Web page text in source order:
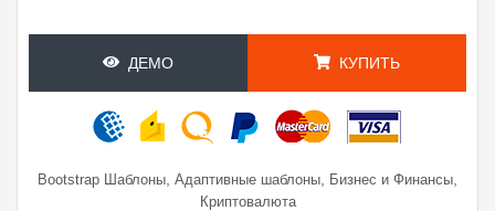
ДЕМО КУПИТЬ
Bootstrap Шаблоны Адаптивные шаблоны Бизнес и Финансы
Криптовалюта